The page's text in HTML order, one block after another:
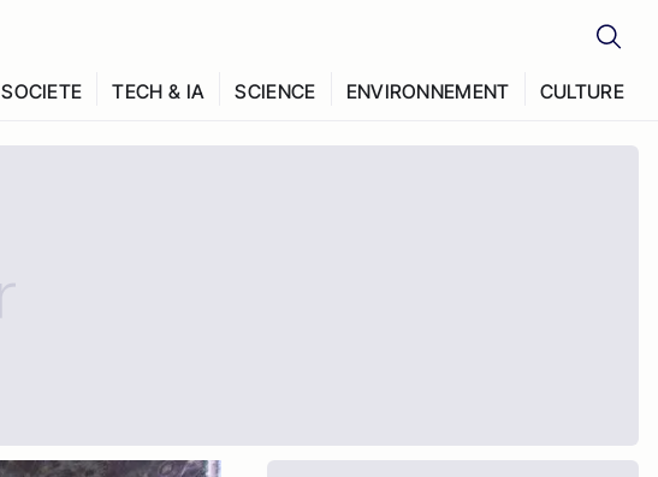
SOCIETE TECH & IA SCIENCE ENVIRONNEMENT CULTURE